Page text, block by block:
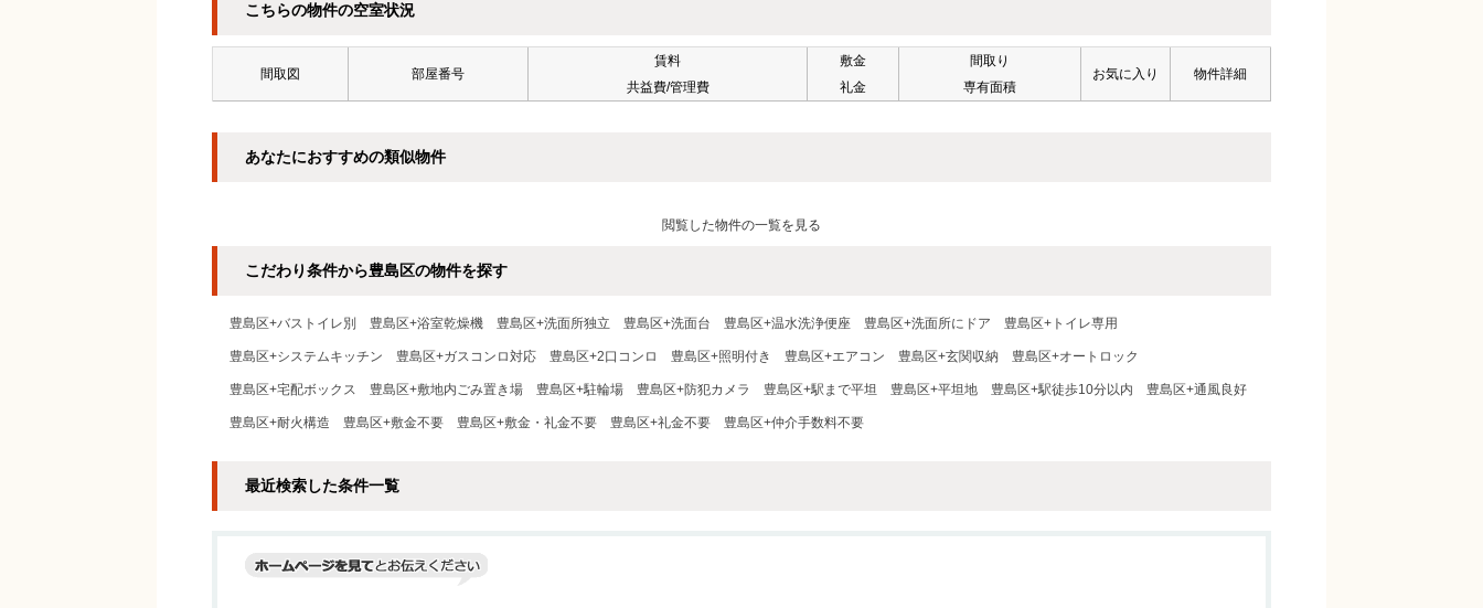
こちらの物件の空室状況
間取図 部屋番号
賃料
共益費/管理費
敷金
礼金
間取り
専有面積
お気に入り 物件詳細
あなたにおすすめの類似物件
閲覧した物件の一覧を見る
こだわり条件から豊島区の物件を探す
豊島区+バストイレ別 豊島区+浴室乾燥機 豊島区+洗面所独立 豊島区+洗面台 豊島区+温水洗浄便座 豊島区+洗面所にドア 豊島区+トイレ専用
豊島区+システムキッチン 豊島区+ガスコンロ対応 豊島区+2口コンロ 豊島区+照明付き 豊島区+エアコン 豊島区+玄関収納 豊島区+オートロック
豊島区+宅配ボックス 豊島区+敷地内ごみ置き場 豊島区+駐輪場 豊島区+防犯カメラ 豊島区+駅まで平坦 豊島区+平坦地 豊島区+駅徒歩10分以内 豊島区+通風良好
豊島区+耐火構造 豊島区+敷金不要 豊島区+敷金・礼金不要 豊島区+礼金不要 豊島区+仲介手数料不要
最近検索した条件一覧